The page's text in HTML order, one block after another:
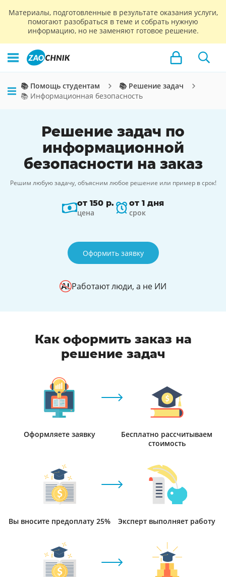
Материалы, подготовленные в результате оказания услуги,
помогают разобраться в теме и собрать нужную
информацию, но не заменяют готовое решение.
📚 Помощь студентам
📚 Решение задач
📚 Информационная безопасность
Решение задач по
информационной
безопасности на заказ
Решим любую задачу, объясним любое решение или пример в срок!
от 150 р.
цена
от 1 дня
срок
Оформить заявку
Работают люди, а не ИИ
Как оформить заказ на
решение задач
Оформляете заявку
Бесплатно рассчитываем
стоимость
Вы вносите предоплату 25% Эксперт выполняет работу